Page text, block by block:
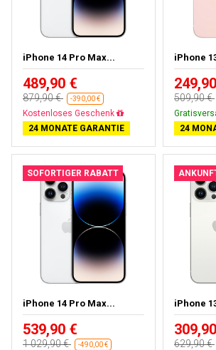
iPhone 14 Pro Max...
489,90 €
879,90 € -390,00 €
Kostenloses Geschenk
24 MONATE GARANTIE
iPhone
509,90 €
24
SOFORTIGER RABATT
iPhone 14 Pro Max...
539,90 €
1 029,90 € -490,00 €
iPhone
629,90 €